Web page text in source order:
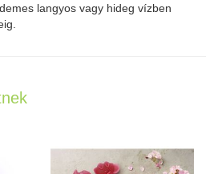
langyos vagy hideg vízben